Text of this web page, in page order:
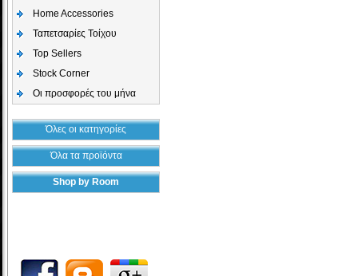
Home Accessories
Ταπετσαρίες Τοίχου
Top Sellers
Stock Corner
Οι προσφορές του μήνα
Όλες οι κατηγορίες
Όλα τα προϊόντα
Shop by Room